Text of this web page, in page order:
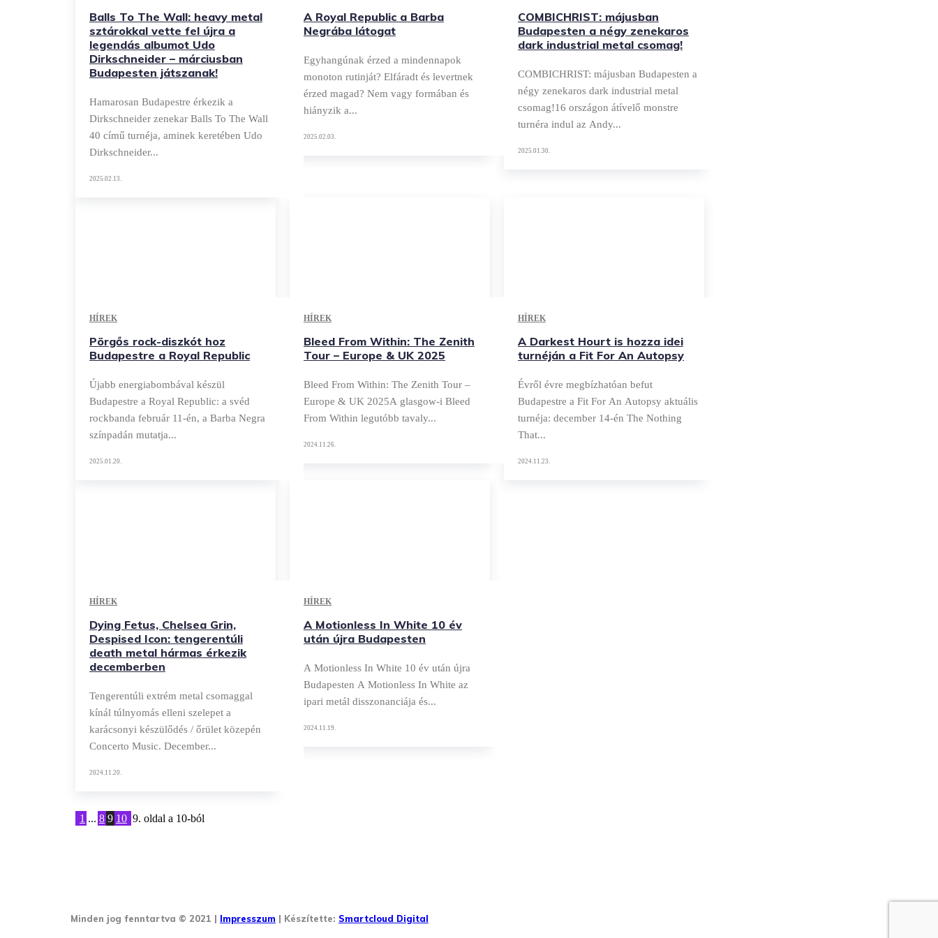
Balls To The Wall: heavy metal
sztárokkal vette fel újra a
legendás albumot Udo
Dirkschneider – márciusban
Budapesten játszanak!
Hamarosan Budapestre érkezik a
Dirkschneider zenekar Balls To The Wall
40 című turnéja, aminek keretében Udo
Dirkschneider...
2025.02.13.
A Royal Republic a Barba
Negrába látogat
Egyhangúnak érzed a mindennapok
monoton rutinját? Elfáradt és levertnek
érzed magad? Nem vagy formában és
hiányzik a...
2025.02.03.
COMBICHRIST: májusban
Budapesten a négy zenekaros
dark industrial metal csomag!
COMBICHRIST: májusban Budapesten a
négy zenekaros dark industrial metal
csomag!16 országon átívelő monstre
turnéra indul az Andy...
2025.01.30.
HÍREK
Pörgős rock-diszkót hoz
Budapestre a Royal Republic
Újabb energiabombával készül
Budapestre a Royal Republic: a svéd
rockbanda február 11-én, a Barba Negra
színpadán mutatja...
2025.01.20.
HÍREK
Bleed From Within: The Zenith
Tour – Europe & UK 2025
Bleed From Within: The Zenith Tour –
Europe & UK 2025A glasgow-i Bleed
From Within legutóbb tavaly...
2024.11.26.
HÍREK
A Darkest Hourt is hozza idei
turnéján a Fit For An Autopsy
Évről évre megbízhatóan befut
Budapestre a Fit For An Autopsy aktuális
turnéja: december 14-én The Nothing
That...
2024.11.23.
HÍREK
Dying Fetus, Chelsea Grin,
Despised Icon: tengerentúli
death metal hármas érkezik
decemberben
Tengerentúli extrém metal csomaggal
kínál túlnyomás elleni szelepet a
karácsonyi készülődés / őrület közepén
Concerto Music. December...
2024.11.20.
HÍREK
A Motionless In White 10 év
után újra Budapesten
A Motionless In White 10 év után újra
Budapesten A Motionless In White az
ipari metál disszonanciája és...
2024.11.19.
1 ... 8 9 10 9. oldal a 10-ból
Minden jog fenntartva © 2021 | Impresszum | Készítette: Smartcloud Digital